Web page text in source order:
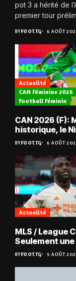
pot 3 a hérité de
premier tour
BYFOOT.TG 6 AOÛT
Actualité
CAN Féminine 2026
Football Féminin
CAN 2026 (F):
historique, le
sauvé, la
éliminée
BYFOOT.TG 6 AOÛT
Actualité
MLS / League
Seulement
de jeu pour Kévin
Denkey
BYFOOT.TG 5 AOÛT